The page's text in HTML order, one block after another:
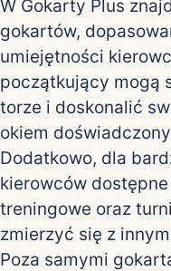
W Gokarty Plus
gokartów,
umiejętności
początkujący mogą
torze i doskonalić
okiem
Dodatkowo, dla
kierowców
treningowe oraz
zmierzyć się z
Poza samymi